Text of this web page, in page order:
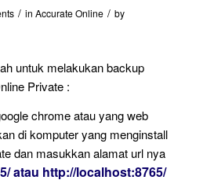
/ in Accurate Online / by
untuk melakukan backup
Private :
chrome atau yang web
di komputer yang menginstall
dan masukkan alamat url nya
atau http://localhost:8765/